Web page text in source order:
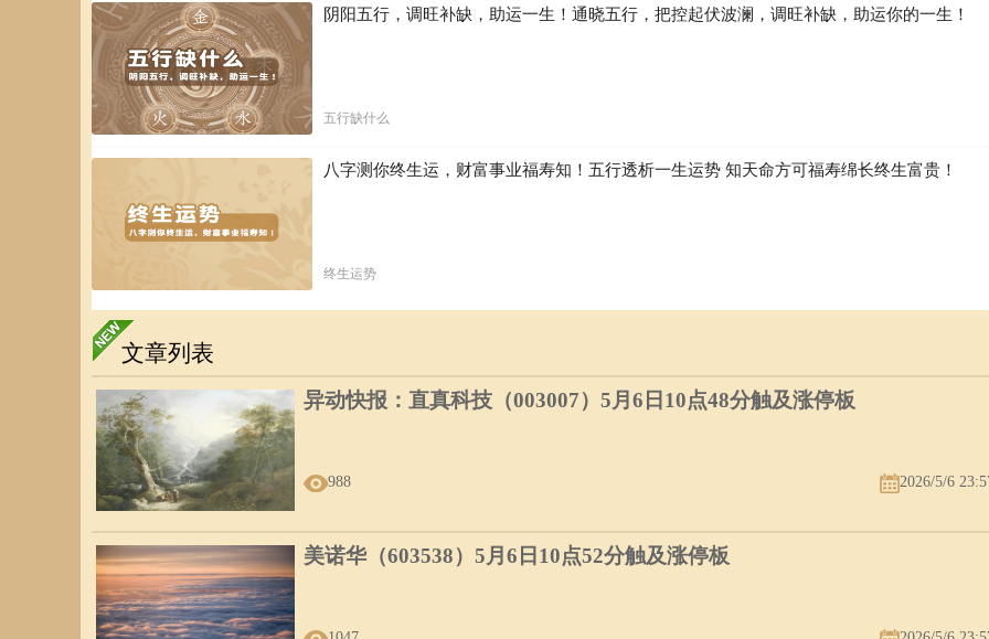
阴阳五行，调旺补缺，助运一生！通晓五行，把控起伏波澜，调旺补缺，助运你的一生！
五行缺什么
八字测你终生运，财富事业福寿知！五行透析一生运势 知天命方可福寿绵长终生富贵！
终生运势
文章列表
异动快报：直真科技（003007）5月6日10点48分触及涨停板
988 2026/5/6
美诺华（603538）5月6日10点52分触及涨停板